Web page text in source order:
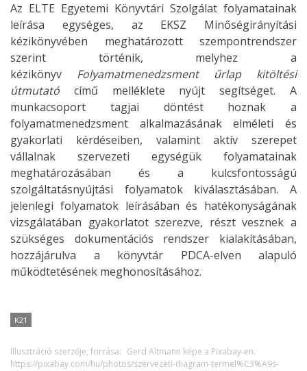
Az ELTE Egyetemi Könyvtári Szolgálat folyamatainak
leírása egységes, az EKSZ Minőségirányítási
kézikönyvében meghatározott szempontrendszer
szerint történik, melyhez a
kézikönyv Folyamatmenedzsment űrlap kitöltési
útmutató című melléklete nyújt segítséget. A
munkacsoport tagjai döntést hoznak a
folyamatmenedzsment alkalmazásának elméleti és
gyakorlati kérdéseiben, valamint aktív szerepet
vállalnak szervezeti egységük folyamatainak
meghatározásában és a kulcsfontosságú
szolgáltatásnyújtási folyamatok kiválasztásában. A
jelenlegi folyamatok leírásában és hatékonyságának
vizsgálatában gyakorlatot szerezve, részt vesznek a
szükséges dokumentációs rendszer kialakításában,
hozzájárulva a könyvtár PDCA-elven alapuló
működtetésének meghonosításához.
K21
Illusztráció szerzője, forrása: Gerd Altmann képe a Pixabay-en.
https://pixabay.com/hu/photos/szervezeti-diagram-termel%C3%A9s-